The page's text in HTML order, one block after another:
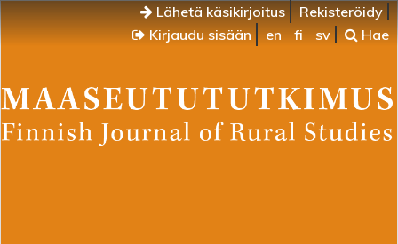
Lähetä käsikirjoitus
Rekisteröidy
Kirjaudu sisään
en fi sv Hae